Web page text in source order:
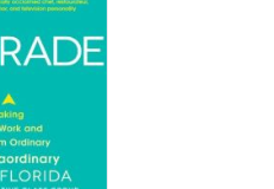
代做好准备。
实际问题并更快采取行动。